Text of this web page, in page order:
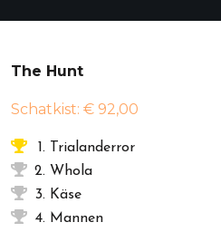
The Hunt
Schatkist: € 92,00
1. Trialanderror
2. Whola
3. Käse
4. Mannen